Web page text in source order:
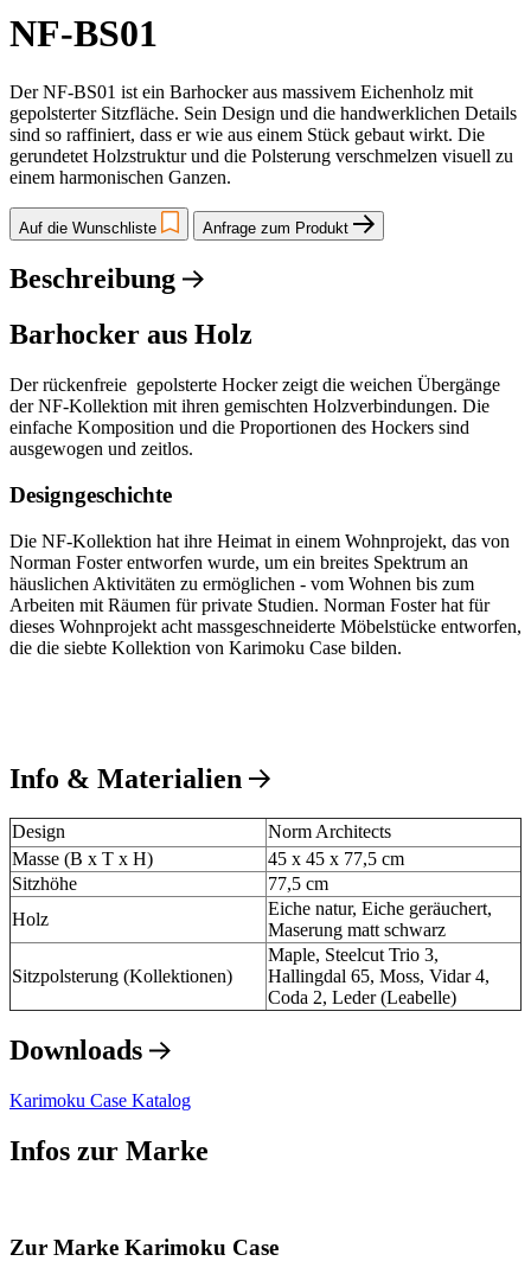
NF-BS01
Der NF-BS01 ist ein Barhocker aus massivem Eichenholz mit
gepolsterter Sitzfläche. Sein Design und die handwerklichen Details
sind so raffiniert, dass er wie aus einem Stück gebaut wirkt. Die
gerundetet Holzstruktur und die Polsterung verschmelzen visuell zu
einem harmonischen Ganzen.
Auf die Wunschliste Anfrage zum Produkt
Beschreibung
Barhocker aus Holz
Der rückenfreie gepolsterte Hocker zeigt die weichen Übergänge
der NF-Kollektion mit ihren gemischten Holzverbindungen. Die
einfache Komposition und die Proportionen des Hockers sind
ausgewogen und zeitlos.
Designgeschichte
Die NF-Kollektion hat ihre Heimat in einem Wohnprojekt, das von
Norman Foster entworfen wurde, um ein breites Spektrum an
häuslichen Aktivitäten zu ermöglichen - vom Wohnen bis zum
Arbeiten mit Räumen für private Studien. Norman Foster hat für
dieses Wohnprojekt acht massgeschneiderte Möbelstücke entworfen,
die die siebte Kollektion von Karimoku Case bilden.
Info & Materialien
Design
Norm Architects
Masse (B x T x H)
45 x 45 x 77,5 cm
Sitzhöhe
77,5 cm
Holz
Eiche natur, Eiche geräuchert,
Maserung matt schwarz
Sitzpolsterung (Kollektionen)
Maple, Steelcut Trio 3,
Hallingdal 65, Moss, Vidar 4,
Coda 2, Leder (Leabelle)
Downloads
Karimoku Case Katalog
Infos zur Marke
Zur Marke Karimoku Case